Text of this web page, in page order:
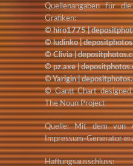
Quellenangaben für
Grafiken:
©hiro1775|
©ludinko|
©Clivia|
©pz.axe|
©Yarigin|
©Gantt Chart
The Noun Project
Quelle:Mit dem von
Impressum-Generator
Haftungsausschluss: